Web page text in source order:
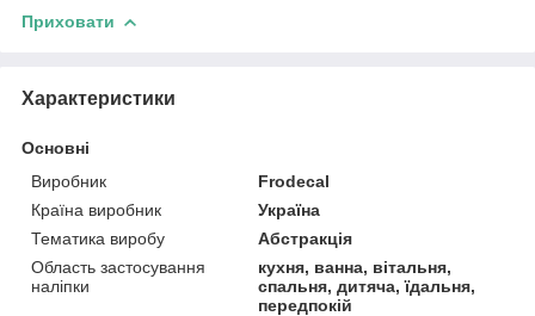
Приховати
Характеристики
Основні
Виробник
Frodecal
Країна виробник
Україна
Тематика виробу
Абстракція
Область застосування
наліпки
кухня, ванна, вітальня,
спальня, дитяча, їдальня,
передпокій